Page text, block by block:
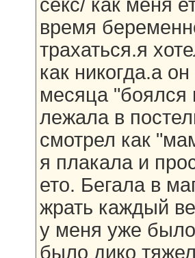
секс/ как меня
время
трахаться.я
как никогда.а
месяца "боялся
лежала в
смотрел как
я плакала и
ето. Бегала в
жрать каждый
у меня уже
было дико